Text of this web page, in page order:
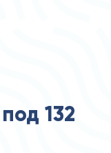
под 132